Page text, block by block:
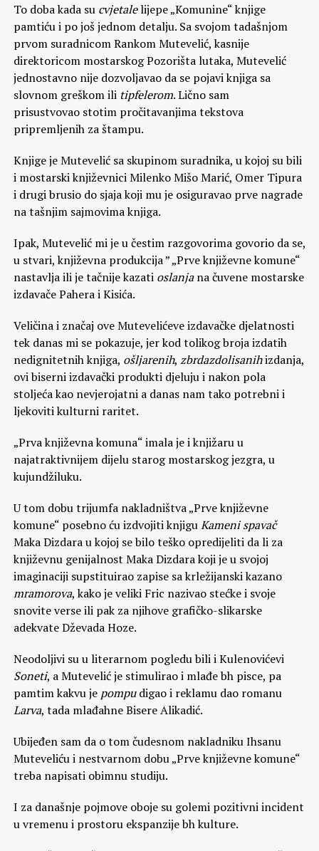
To doba kada su cvjetalelijepe „Komunine“ knjige
pamtiću i po još jednom detalju. Sa svojom tadašnjom
prvom suradnicom Rankom Mutevelić, kasnije
direktoricom mostarskog Pozorišta lutaka, Mutevelić
jednostavno nije dozvoljavao da se pojavi knjiga sa
slovnom greškom ili tipfelerom. Lično sam
prisustvovao stotim pročitavanjima tekstova
pripremljenih za štampu.
Knjige je Mutevelić sa skupinom suradnika, u kojoj su bili
i mostarski književnici Milenko Mišo Marić, Omer Tipura
i drugi brusio do sjaja koji mu je osiguravao prve nagrade
na tašnjim sajmovima knjiga.
Ipak, Mutevelić mi je u čestim razgovorima govorio da se,
u stvari, književna produkcija ” „Prve književne komune“
nastavlja ili je tačnije kazati oslanjana čuvene mostarske
izdavače Pahera i Kisića.
Veličina i značaj ove Mutevelićeve izdavačke djelatnosti
tek danas mi se pokazuje, jer kod tolikog broja izdatih
nedignitetnih knjiga, ošljarenih, zbrdazdolisanihizdanja,
ovi biserni izdavački produkti djeluju i nakon pola
stoljeća kao nevjerojatni a danas nam tako potrebni i
ljekoviti kulturni raritet.
„Prva književna komuna“ imala je i knjižaru u
najatraktivnijem dijelu starog mostarskog jezgra, u
kujundžiluku.
U tom dobu trijumfa nakladništva „Prve književne
komune“ posebno ću izdvojiti knjiguKameni spavač
Maka Dizdara u kojoj se bilo teško opredijeliti da li za
književnu genijalnost Maka Dizdara koji je u svojoj
imaginaciji supstituirao zapise sa krležijanski kazano
mramorova, kako je veliki Fric nazivao stećke i svoje
snovite verse ili pak za njihove grafičko-slikarske
adekvate Dževada Hoze.
Neodoljivi su u literarnom pogledu bili i Kulenovićevi
Soneti, a Mutevelić je stimulirao i mlađe bh pisce, pa
pamtim kakvu je pompudigao i reklamu dao romanu
Larva, tada mlađahne Bisere Alikadić.
Ubijeđen sam da o tom čudesnom nakladniku Ihsanu
Muteveliću i nestvarnom dobu „Prve književne komune“
treba napisati obimnu studiju.
I za današnje pojmove oboje su golemi pozitivni incident
u vremenu i prostoru ekspanzije bh kulture.